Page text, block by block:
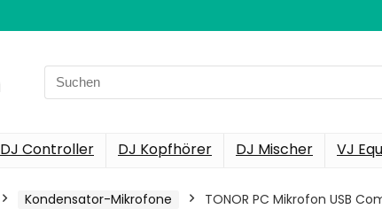
Search
for:
DJ Controller DJ Kopfhörer DJ Mischer VJ
Kondensator-Mikrofone
TONOR PC Mikrofon USB